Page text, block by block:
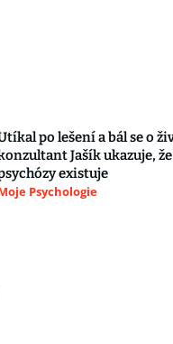
po lešení a bál se o
Jašík ukazuje,
existuje
Psychologie